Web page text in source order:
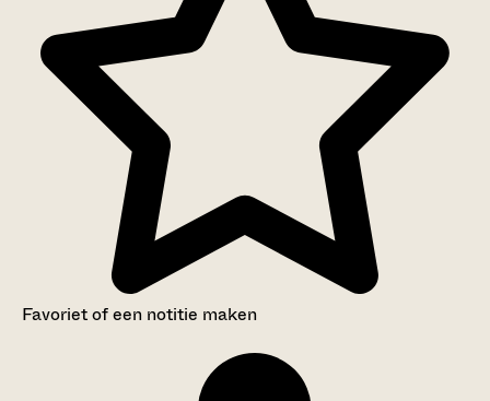
Favoriet of een notitie maken